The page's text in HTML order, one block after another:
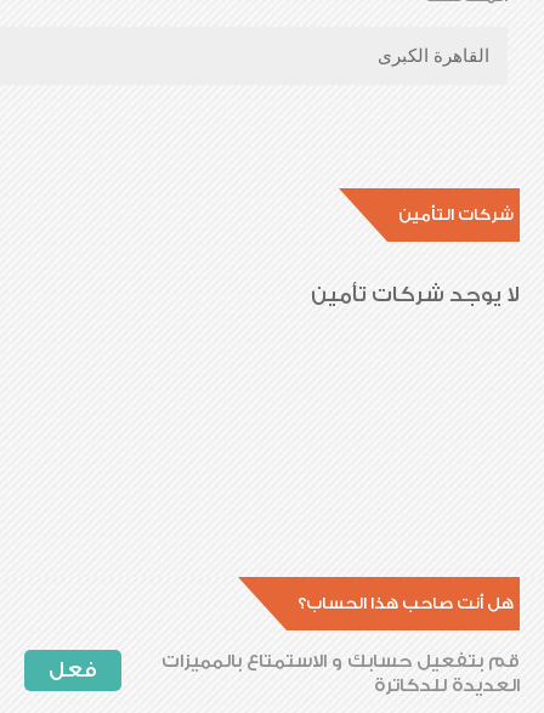
القاهرة الكبرى
شركات التأمين
لا يوجد شركات تأمين
هل أنت صاحب هذا الحساب؟
فعل
قم بتفعيل حسابك و الاستمتاع بالمميزات
العديدة للدكاترة